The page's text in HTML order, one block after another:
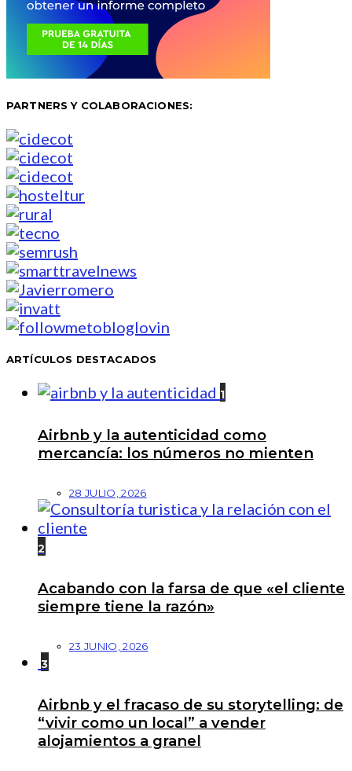
PARTNERS Y COLABORACIONES:
ARTÍCULOS DESTACADOS
1
Airbnb y la autenticidad como
mercancía: los números no mienten
28 JULIO, 2026
2
Acabando con la farsa de que «el cliente
siempre tiene la razón»
23 JUNIO, 2026
3
Airbnb y el fracaso de su storytelling: de
“vivir como un local” a vender
alojamientos a granel